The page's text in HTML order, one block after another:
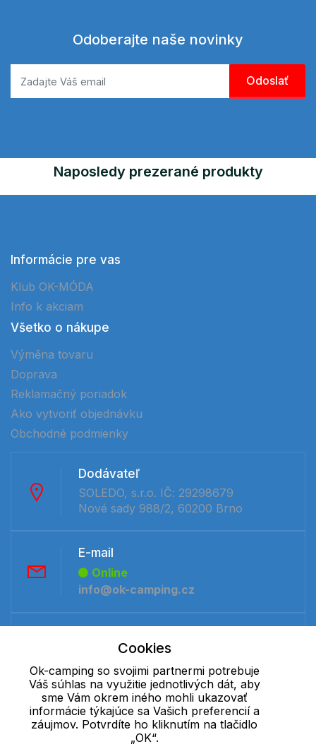
Odoberajte naše novinky
Naposledy prezerané produkty
Informácie pre vas
Klub OK-MÓDA
Info k akciam
Všetko o nákupe
Výměna tovaru
Doprava
Reklamačný poriadok
Ako vytvoriť objednávku
Obchodné podmienky
Dodávateľ
SOLEDO, s.r.o. IČ: 29298679
Nové sady 988/2, 60200 Brno
E-mail
Online
info@ok-camping.cz
Offline
+421 277 270 091
Cookie - podrobné nastavenie| Ďalšie informácie|Spracovanie
osobných údajov
Cookies
Ok-camping so svojimi partnermi potrebuje
Váš súhlas na využitie jednotlivých dát, aby
sme Vám okrem iného mohli ukazovať
informácie týkajúce sa Vašich preferencií a
záujmov. Potvrdíte ho kliknutím na tlačidlo
„OK“.